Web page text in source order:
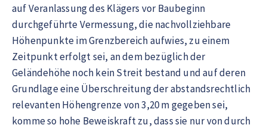
auf Veranlassung des Klägers vor Baubeginn
durchgeführte Vermessung, die nachvollziehbare
Höhenpunkte im Grenzbereich aufwies, zu einem
Zeitpunkt erfolgt sei, an dem bezüglich der
Geländehöhe noch kein Streit bestand und auf deren
Grundlage eine Überschreitung der abstandsrechtlich
relevanten Höhengrenze von 3,20 m gegeben sei,
komme so hohe Beweiskraft zu, dass sie nur von durch